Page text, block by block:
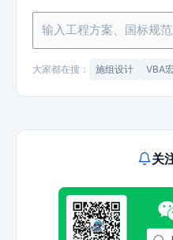
大家都在搜： 施组设计 VBA
关